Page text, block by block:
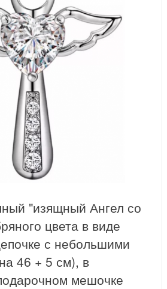
"изящный Ангел со
цвета в виде
с небольшими
46 + 5 см), в
мешочке